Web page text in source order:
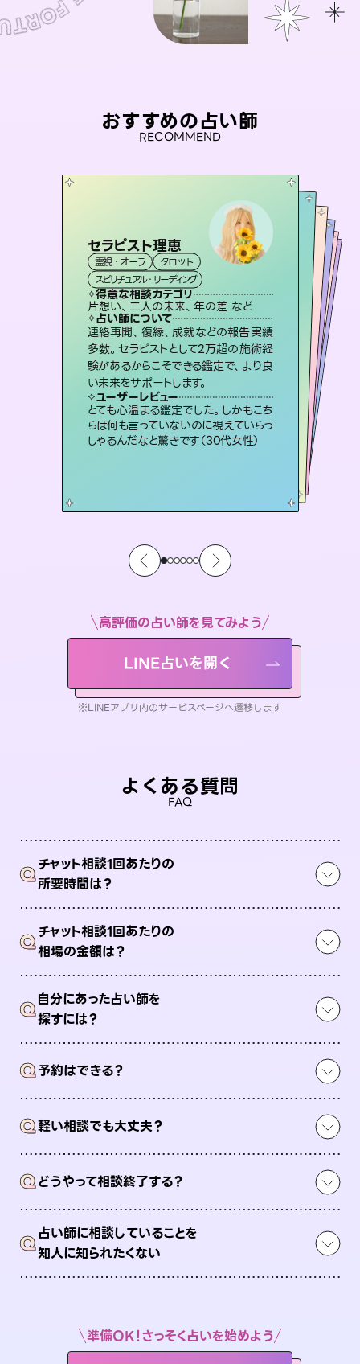
おすすめの占い師
RECOMMEND
セラピスト理恵
霊視・オーラ
タロット
スピリチュアル・リーディング
得意な相談カテゴリ
片想い、二人の未来、年の差 など
占い師について
連絡再開、復縁、成就などの報告実績
多数。セラピストとして2万超の施術経
験があるからこそできる鑑定で、より良
い未来をサポートします。
ユーザーレビュー
とても心温まる鑑定でした。しかもこち
らは何も言っていないのに視えていらっ
しゃるんだなと驚きです（30代女性）
彗望（すいぼう）
霊視・オーラ 透視
スピリチュアル・リーディング
得意な相談カテゴリ
片想い、あの人の気持ち、復縁 など
占い師について
3,700年以上の歴史を持つ東洋最古の
占術「易占」で詳細まで占い、幸せへ向
かう道筋を示します。厳しい結果にも具
体的な対策をお伝えします。
ユーザーレビュー
複雑な背景もしっかり聞いて鑑定して
いただけました。気持ちが楽になりまし
た（50代 女性）
おう 霊感オラクル
霊視・オーラ
オラクルカード
得意な相談カテゴリ
恋愛総合、あの人の気持ち など
占い師について
霊視×オラクルカードを使って「今」と
「未来」そして「気になるあの人の気持
ち」まで丁寧に読み解き、恋や人生のヒ
ントを優しく引き出します。
ユーザーレビュー
不安な気持ちが嘘みたいに晴れまし
た…！よく視えていらっしゃるんだなと
感じました（40代 女性）
未来視師＊花
霊視・オーラ
スピリチュアル・リーディング
得意な相談カテゴリ
出逢い、片想い、復縁 など
占い師について
未来には何パターンもの選択肢があります。不安で視えにくくなっているあなたの素敵な未来を見つけ、その未来を選択できるようアドバイスします。
ユーザーレビュー
職場の人の性質や人間関係、本心など
本当によく視えていてびっくり。対策が
打てて前向きになれます（40代）
桃源珠羽
霊視・オーラ
スピリチュアル・リーディング
得意な相談カテゴリ
片想い、あの人の気持ち、復縁 など
占い師について
恋愛のお悩みの中でも特に「曖昧な関
係」の相談を得意としており、友達以上
恋人未満なお相手との今後や本音を丁
寧に読み解き恋愛成就へと導きます。
ユーザーレビュー
鑑定していただいてアドバイス通りに行
動すると仲が復活してきました。ありが
とうございました（40代 女性）
アイリス -iris-
西洋占星術 タロット
ルーン
得意な相談カテゴリ
恋愛総合、片想い、二人の未来 など
占い師について
復縁、恋愛、不倫の行方、同性愛や片
思い、仕事関係や借金問題まで知りた
いことや心の負担になっていることを
紐解き、背中をそっと押して導きます。
ユーザーレビュー
安心感のあり、言い切ってくれる所や濁
さない鑑定のおかげで、毎回自分の気
持ちを整えられます（30代 男性）
高評価の占い師を見てみよう
LINE占いを開く
※LINEアプリ内のサービスページへ遷移します
よくある質問
FAQ
Qチャット相談1回あたりの
所要時間は？
Qチャット相談1回あたりの
相場の金額は？
Q自分にあった占い師を
探すには？
Q予約はできる？
Q軽い相談でも大丈夫？
Qどうやって相談終了する？
Q占い師に相談していることを
知人に知られたくない
準備OK！さっそく占いを始めよう